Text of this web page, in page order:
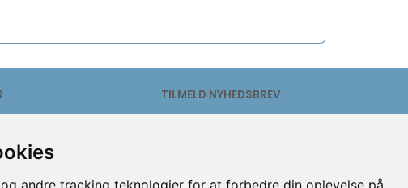
andre tracking teknologier for at forbedre din oplevelse på
TILMELD NYHEDSBREV